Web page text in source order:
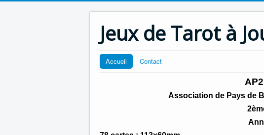
Jeux de Tarot à
Accueil Contact
Association de Pays de